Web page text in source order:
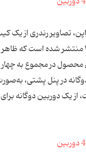
تصاویر رندری از یک
گوشی اچ‌تی‌سی یو ۱۲ منتشر شده است
محصول در مجموع به
در پنل پشتی،
از یک دوربین دوگانه